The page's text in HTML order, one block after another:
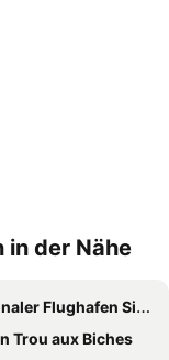
in der Nähe
Sir Seewoosagur Ramgoolam
Trou aux Biches